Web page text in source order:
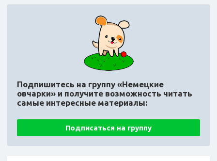
Подпишитесь на группу «Немецкие
овчарки» и получите возможность читать
самые интересные материалы:
Подписаться на группу